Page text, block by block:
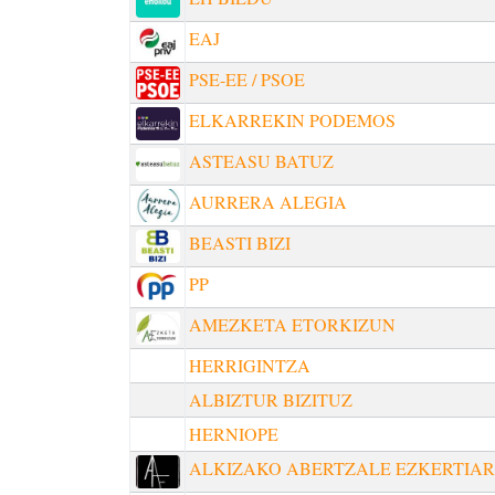
EAJ
PSE-EE / PSOE
ELKARREKIN PODEMOS
ASTEASU BATUZ
AURRERA ALEGIA
BEASTI BIZI
PP
AMEZKETA ETORKIZUN
HERRIGINTZA
ALBIZTUR BIZITUZ
HERNIOPE
ALKIZAKO ABERTZALE